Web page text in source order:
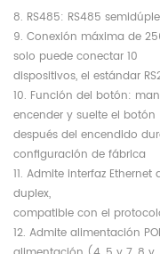
8. RS485: RS485
9. Conexión máxima de
solo puede conectar 10
dispositivos, el estándar
10. Función del botón:
encender y suelte el botón
después del encendido
configuración de fábrica
11. Admite interfaz
duplex,
compatible con el
12. Admite alimentación